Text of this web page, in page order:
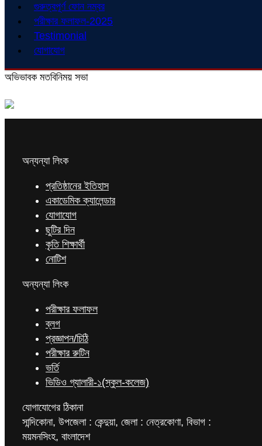
গুরুত্বপূর্ণ ফোন নম্বর
পরীক্ষার ফলাফল-2025
Testimonial
যোগাযোগ
অভিভাবক মতবিনিময় সভা
অন্যন্যা লিংক
প্রতিষ্ঠানের ইতিহাস
একাডেমিক ক্যালেন্ডার
যোগাযোগ
ছুটির দিন
কৃতি শিক্ষার্থী
নোটিশ
অন্যন্যা লিংক
পরীক্ষার ফলাফল
ব্লগ
প্রজ্ঞাপন/চিঠি
পরীক্ষার রুটিন
ভর্তি
ভিডিও গ্যালারী-১(স্কুল-কলেজ)
যোগাযোগের ঠিকানা
সান্দিকোনা, উপজেলা : কেন্দুয়া, জেলা : নেত্রকোণা, বিভাগ :
ময়মনসিংহ, বাংলাদেশ